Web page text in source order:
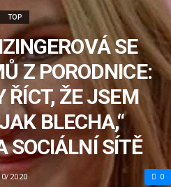
TOP
SE
Z PORODNICE:
ŘÍCT, ŽE JSEM
BLECHA,“
SOCIÁLNÍ SÍTĚ
2020 0